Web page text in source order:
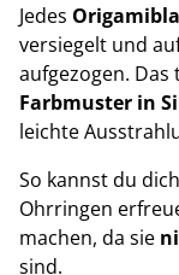
Jedes
versiegelt und
aufgezogen.
Farbmuster in
leichte
So kannst du
Ohrringen
machen, da sie
sind.